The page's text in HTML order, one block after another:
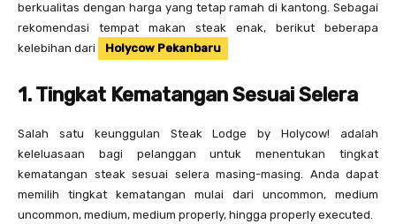
berkualitas dengan harga yang tetap ramah di kantong. Sebagai
rekomendasi tempat makan steak enak, berikut beberapa
kelebihan dari
Holycow Pekanbaru
1. Tingkat Kematangan Sesuai Selera
Salah satu keunggulan Steak Lodge by Holycow! adalah
keleluasaan bagi pelanggan untuk menentukan tingkat
kematangan steak sesuai selera masing-masing. Anda dapat
memilih tingkat kematangan mulai dari uncommon, medium
uncommon, medium, medium properly, hingga properly executed.